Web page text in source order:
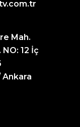
Mah.
NO: 12 İç
Ankara